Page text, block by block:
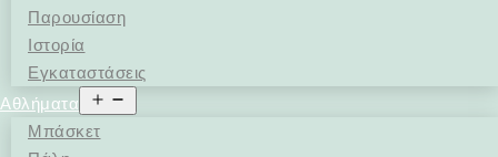
Παρουσίαση
Ιστορία
Εγκαταστάσεις
Αθλήματα
menu
Μπάσκετ